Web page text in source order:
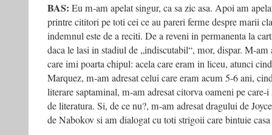
BAS: Eu m-am apelat singur, ca sa zic asa. Apoi am
printre cititori pe toti cei ce au pareri ferme despre marii
indemnul este de a reciti. De a reveni in permanenta la
daca le lasi in stadiul de „indiscutabil“, mor, dispar. M-
care imi poarta chipul: acela care eram in liceu, atunci
Marquez, m-am adresat celui care eram acum 5-6 ani,
literare saptaminal, m-am adresat citorva oameni pe care-
de literatura. Si, de ce nu?, m-am adresat dragului de
de Nabokov si am dialogat cu toti strigoii care bintuie